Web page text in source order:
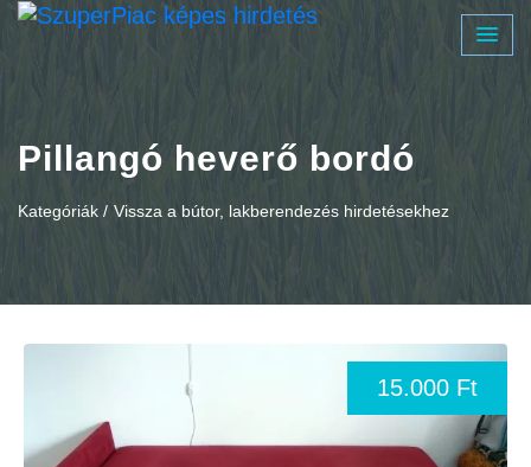
Pillangó heverő bordó
Kategóriák / Vissza a bútor, lakberendezés hirdetésekhez
15.000 Ft